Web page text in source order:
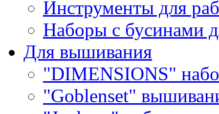
Инструменты для
Наборы с бусинами
Для вышивания
"DIMENSIONS"
"Goblenset"